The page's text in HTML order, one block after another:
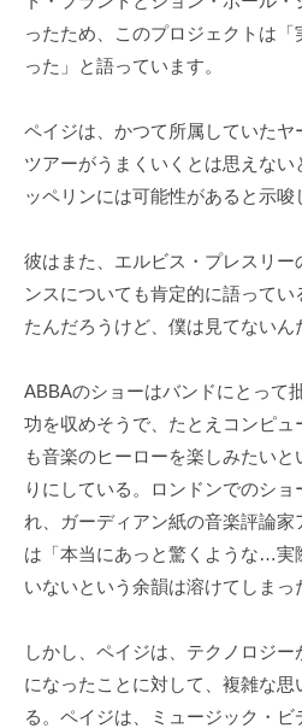
ったため、このプロジェクトは
った」と語っています。
ペイジは、かつて所属していた
ツアーがうまくいくとは思えない
ッペリンには可能性があると示唆
彼はまた、エルビス・プレスリ
ンスについても肯定的に語って
たんだろうけど、僕は見てないん
ABBAのショーはバンドにとって
功を収めそうで、たとえコンピュ
も音楽のヒーローを楽しみたい
りにしている。ロンドンでのシ
れ、ガーディアン紙の音楽評論
は「本当にあっと驚くような…実
いないという余韻は溶けてしまっ
しかし、ペイジは、テクノロジー
になったことに対して、複雑な
る。ペイジは、ミュージック・